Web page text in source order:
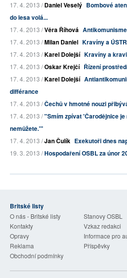
17. 4. 2013 /Daniel Veselý Bombové
do lesa volá...
17. 4. 2013 /Věra Říhová
17. 4. 2013 /Milan Daniel Kravíny a ÚSTR
17. 4. 2013 /Karel Dolejší Kravíny a
17. 4. 2013 /Oskar Krejčí Řízení
17. 4. 2013 /Karel Dolejší
différance
17. 4. 2013 /Čechů v hmotné nouzi
17. 4. 2013 /"Smím zpívat 'Čarodějnice
nemůžete.'"
17. 4. 2013 /Jan Čulík Exekutoři dnes
19. 3. 2013 /Hospodaření OSBL za únor
Britské listy
O nás - Britské listy
Stanovy OSBL
Kontakty
Vzkaz redakci
Opravy
Informace pro
Reklama
Příspěvky
Obchodní podmínky